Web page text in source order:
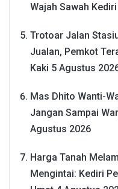
Wajah Sawah Kediri
Trotoar Jalan
Jualan, Pemkot
Kaki 5 Agustus
Mas Dhito Wanti-
Jangan Sampai
Agustus 2026
Harga Tanah
Mengintai: Kediri